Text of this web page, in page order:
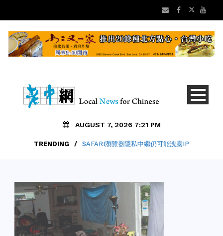
AUGUST 7, 2026 7:21 PM
TRENDING / SAFARI瀏覽器隱私中繼仍可能洩露IP